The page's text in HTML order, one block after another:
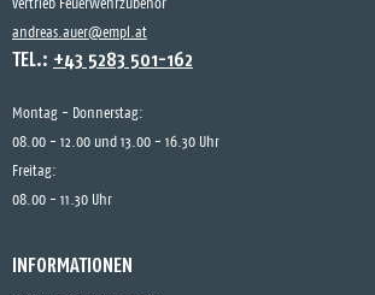
Vertrieb Feuerwehrzubehör
andreas.auer@empl.at
TEL.: +43 5283 501-162
Montag - Donnerstag:
08.00 - 12.00 und 13.00 - 16.30 Uhr
Freitag:
08.00 - 11.30 Uhr
INFORMATIONEN